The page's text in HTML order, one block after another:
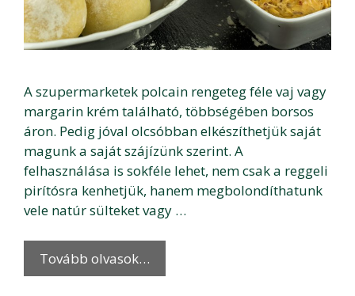
A szupermarketek polcain rengeteg féle vaj vagy
margarin krém található, többségében borsos
áron. Pedig jóval olcsóbban elkészíthetjük saját
magunk a saját szájízünk szerint. A
felhasználása is sokféle lehet, nem csak a reggeli
pirítósra kenhetjük, hanem megbolondíthatunk
vele natúr sülteket vagy …
Tovább olvasok…